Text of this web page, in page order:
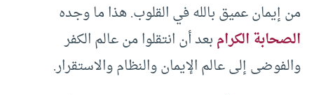
من إيمان عميق بالله في القلوب. هذا ما وجده
الصحابة الكرامبعد أن انتقلوا من عالم الكفر
والفوضى إلى عالم الإيمان والنظام والاستقرار.